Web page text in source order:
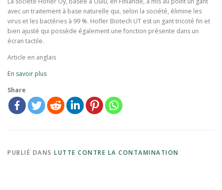
avec un traitement à base naturelle qui, selon la société, élimine les
virus et les bactéries à 99 %. Hofler Biotech UT est un gant tricoté fin et
bien ajusté qui possède également une fonction présente dans un
écran tactile.
Article en anglais
En savoir plus
Share
PUBLIÉ DANS LUTTE CONTRE LA CONTAMINATION